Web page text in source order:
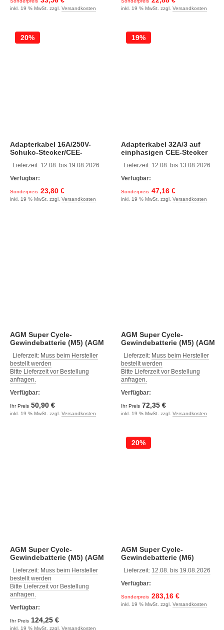
inkl. 19 % MwSt. zzgl. Versandkosten inkl. 19 % MwSt. zzgl. Versandkosten
Adapterkabel 16A/250V-
Schuko-Stecker/CEE-
Lieferzeit: 12.08. bis 19.08.2026
Verfügbar:
Sonderpreis 23,80 €
20%
inkl. 19 % MwSt. zzgl. Versandkosten
Adapterkabel 32A/3 auf
einphasigen CEE-Stecker
Lieferzeit: 12.08. bis 13.08.2026
Verfügbar:
Sonderpreis 47,16 €
19%
inkl. 19 % MwSt. zzgl. Versandkosten
AGM Super Cycle-
Gewindebatterie (M5) (AGM
100 x 103, 4.1)
Lieferzeit: Muss beim Hersteller
bestellt werden
Bitte Lieferzeit vor Bestellung
anfragen.
Verfügbar:
Ihr Preis 50,90 €
inkl. 19 % MwSt. zzgl. Versandkosten
AGM Super Cycle-
Gewindebatterie (M5) (AGM
77 x 175, 7.0)
Lieferzeit: Muss beim Hersteller
bestellt werden
Bitte Lieferzeit vor Bestellung
anfragen.
Verfügbar:
Ihr Preis 72,35 €
inkl. 19 % MwSt. zzgl. Versandkosten
AGM Super Cycle-
Gewindebatterie (M5) (AGM
77 x 175, 10.0)
Lieferzeit: Muss beim Hersteller
bestellt werden
Bitte Lieferzeit vor Bestellung
anfragen.
Verfügbar:
Ihr Preis 124,25 €
inkl. 19 % MwSt. zzgl. Versandkosten
AGM Super Cycle-
Gewindebatterie (M6)
Lieferzeit: 12.08. bis 19.08.2026
Verfügbar:
Sonderpreis 283,16 €
20%
inkl. 19 % MwSt. zzgl. Versandkosten